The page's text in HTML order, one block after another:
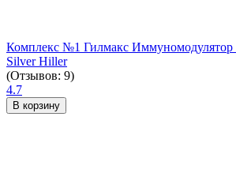
Комплекс №1 Гилмакс
Silver Hiller
(Отзывов: 9)
4.7
В корзину